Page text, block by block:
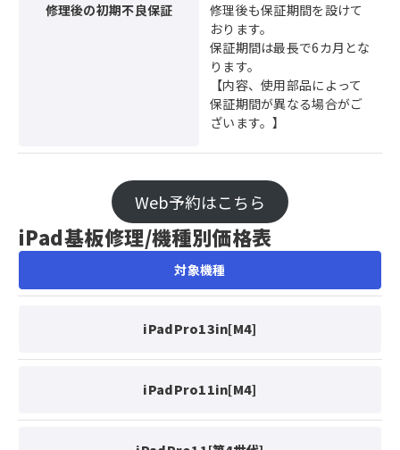
修理後の初期不良保証
修理後も保証期間を設けて
おります。
保証期間は最長で6カ月とな
ります。
【内容、使用部品によって
保証期間が異なる場合がご
ざいます。】
Web予約はこちら
iPad基板修理/機種別価格表
対象機種
iPadPro13in[M4]
iPadPro11in[M4]